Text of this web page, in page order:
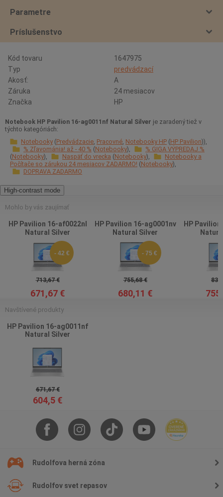
Parametre
Príslušenstvo
Kód tovaru
1647975
Typ
predvádzací
Akosť:
A
Záruka
24 mesiacov
Značka
HP
Notebook HP Pavilion 16-ag0011nf Natural Silver je zaradený tiež v
týchto kategóriách:
Notebooky Predvádzacie Pracovné Notebooky HP HP Pavilion
% Zľavománia! až - 40 % Notebooky
% GIGA VÝPREDAJ %
Notebooky
Naspäť do vrecka Notebooky
Notebooky a
Počítače so zárukou 24 mesiacov ZADARMO! Notebooky
DOPRAVA ZADARMO
High-contrast mode
Mohlo by vás zaujímať
HP Pavilion 16-af0022nl
Natural Silver
- 42 €
713,67 €
671,67 €
HP Pavilion 16-ag0001nv
Natural Silver
- 75 €
755,68 €
680,11 €
HP
Navštívené produkty
HP Pavilion 16-ag0011nf
Natural Silver
671,67 €
604,5 €
Rudolfova herná zóna
Rudolfov svet repasov